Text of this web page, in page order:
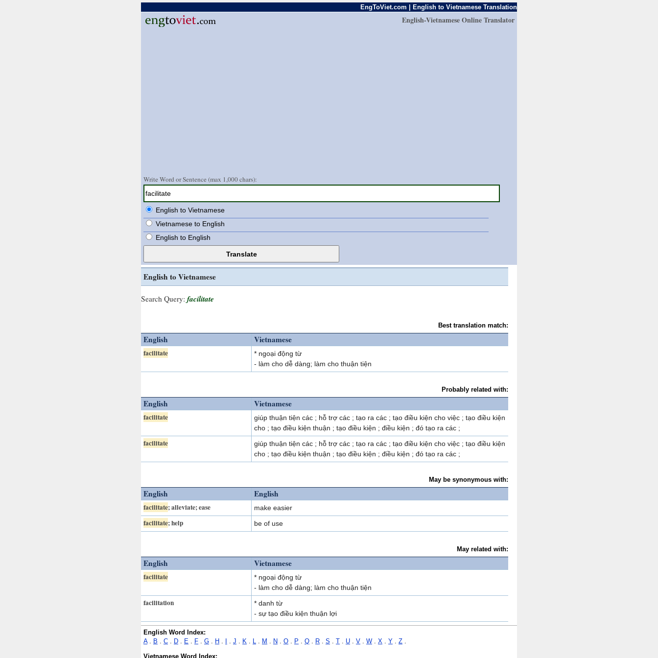
EngToViet.com | English to Vietnamese Translation
English-Vietnamese Online Translator
Write Word or Sentence (max 1,000 chars):
English to Vietnamese
Vietnamese to English
English to English
English to Vietnamese
Search Query: facilitate
Best translation match:
English Vietnamese
facilitate
* ngoại động từ
- làm cho dễ dàng; làm cho thuận tiện
Probably related with:
English Vietnamese
facilitate
giúp thuận tiện các ; hỗ trợ các ; tạo ra các ; tạo điều kiện cho việc ; tạo điều kiện
cho ; tạo điều kiện thuận ; tạo điều kiện ; điều kiện ; đó tạo ra các ;
facilitate
giúp thuận tiện các ; hỗ trợ các ; tạo ra các ; tạo điều kiện cho việc ; tạo điều kiện
cho ; tạo điều kiện thuận ; tạo điều kiện ; điều kiện ; đó tạo ra các ;
May be synonymous with:
English English
facilitate; alleviate; ease make easier
facilitate; help be of use
May related with:
English Vietnamese
facilitate
* ngoại động từ
- làm cho dễ dàng; làm cho thuận tiện
facilitation
* danh từ
- sự tạo điều kiện thuận lợi
English Word Index:
A. B . C . D . E . F . G . H . . J . K . L . M . N . O . P . Q . R . S . . U . V . W . X . Y . Z .
Vietnamese Word Index: